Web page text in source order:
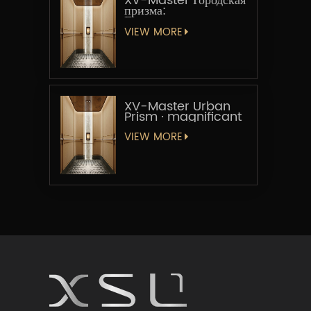
призма:
Геометрическая
увертюра
VIEW MORE
XV-Master Urban
Prism · magnificant
VIEW MORE